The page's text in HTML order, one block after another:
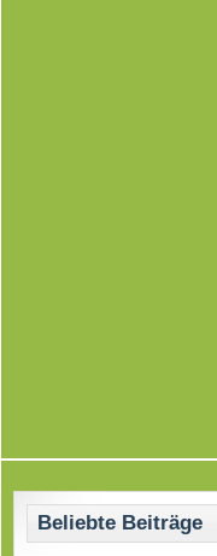
Beliebte Beiträge